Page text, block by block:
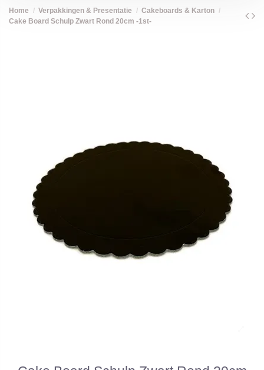
Home Verpakkingen & Presentatie
Cakeboards & Karton
Cake Board Schulp Zwart Rond 20cm -1st-